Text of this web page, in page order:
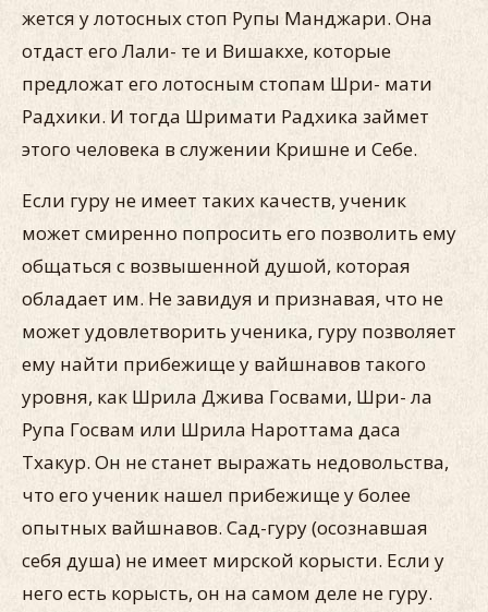
жется у лотосных стоп Рупы Манджари. Она
отдаст его Лали- те и Вишакхе, которые
предложат его лотосным стопам Шри- мати
Радхики. И тогда Шримати Радхика займет
этого челове­ка в служении Кришне и Себе.
Если гуру не имеет таких качеств, ученик
может смиренно попросить его позволить ему
общаться с возвышенной душой, которая
обладает им. Не завидуя и признавая, что не
может удовлетворить ученика, гуру позволяет
ему найти прибежище у вайшнавов такого
уровня, как Шрила Джива Госвами, Шри- ла
Рупа Госвам или Шрила Нароттама даса
Тхакур. Он не ста­нет выражать недовольства,
что его ученик нашел прибежище у более
опытных вайшнавов. Сад-гуру (осознавшая
себя душа) не имеет мирской корысти. Если у
него есть корысть, он на са­мом деле не гуру.